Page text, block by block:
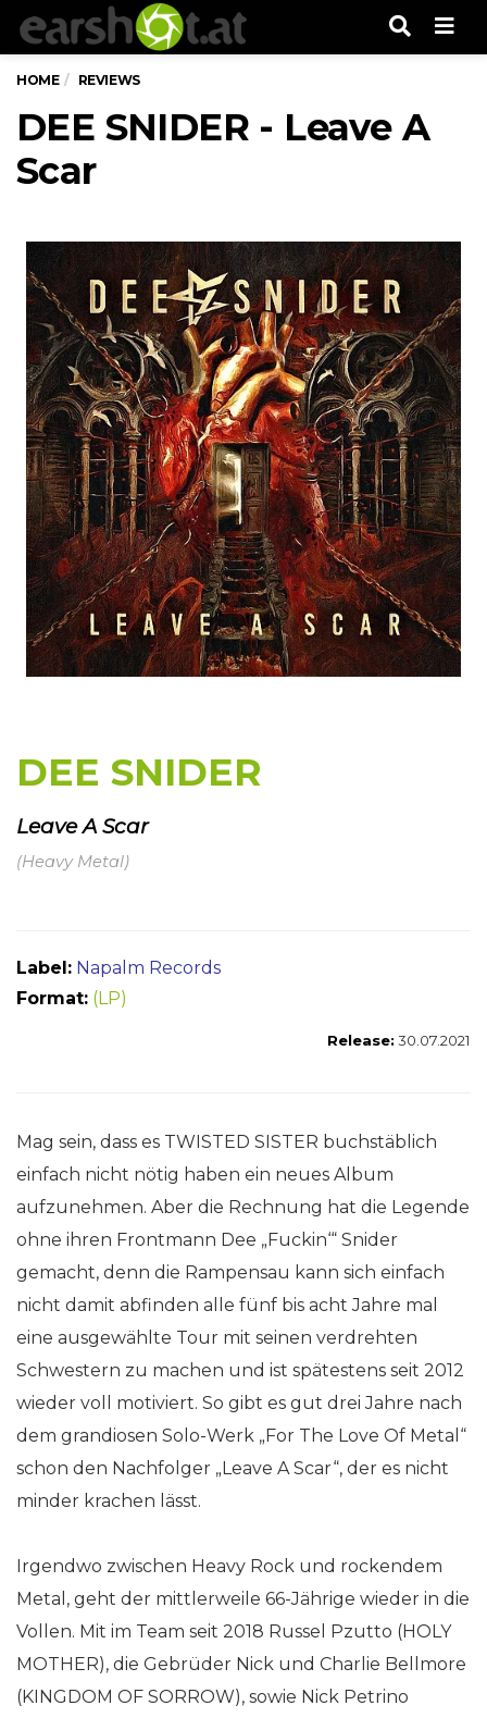
HOME REVIEWS
DEE SNIDER - Leave A
Scar
DEE SNIDER
Leave A Scar
(Heavy Metal)
Label: Napalm Records
Format: (LP)
Release: 30.07.2021
Mag sein, dass es TWISTED SISTER buchstäblich
einfach nicht nötig haben ein neues Album
aufzunehmen. Aber die Rechnung hat die Legende
ohne ihren Frontmann Dee „Fuckin‘“ Snider
gemacht, denn die Rampensau kann sich einfach
nicht damit abfinden alle fünf bis acht Jahre mal
eine ausgewählte Tour mit seinen verdrehten
Schwestern zu machen und ist spätestens seit 2012
wieder voll motiviert. So gibt es gut drei Jahre nach
dem grandiosen Solo-Werk „For The Love Of Metal“
schon den Nachfolger „Leave A Scar“, der es nicht
minder krachen lässt.
Irgendwo zwischen Heavy Rock und rockendem
Metal, geht der mittlerweile 66-Jährige wieder in die
Vollen. Mit im Team seit 2018 Russel Pzutto (HOLY
MOTHER), die Gebrüder Nick und Charlie Bellmore
(KINGDOM OF SORROW), sowie Nick Petrino